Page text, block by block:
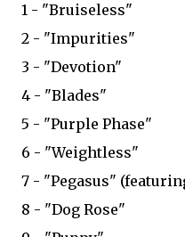
1 - "Bruiseless"
2 - "Impurities"
3 - "Devotion"
4 - "Blades"
5 - "Purple Phase"
6 - "Weightless"
7 - "Pegasus"
8 - "Dog Rose"